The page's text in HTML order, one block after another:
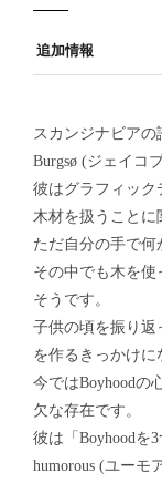
追加情報
スカンジナビアの
Burgsø (ジェイコ
彼はグラフィック
木材を扱うことに
ただ自分の手で何
その中でも木を使
そうです。
子供の頃を振り返
を作るきっかけに
今ではBoyhoodの
欠な存在です。
彼は「Boyhoodを
humorous (ユーモ